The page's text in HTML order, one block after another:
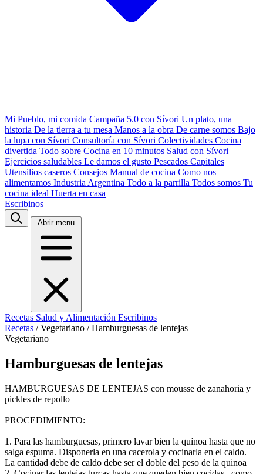
Mi Pueblo, mi comida Campaña 5.0 con Sívori Un plato, una
historia De la tierra a tu mesa Manos a la obra De carne somos Bajo
la lupa con Sívori Consultoría con Sívori Colectividades Cocina
divertida Todo sobre Cocina en 10 minutos Salud con Sívori
Ejercicios saludables Le damos el gusto Pescados Capitales
Utensilios caseros Consejos Manual de cocina Como nos
alimentamos Industria Argentina Todo a la parrilla Todos somos Tu
cocina ideal Huerta en casa
Escribinos
Abrir menu
Recetas Salud y Alimentación Escribinos
Recetas / Vegetariano / Hamburguesas de lentejas
Vegetariano
Hamburguesas de lentejas
HAMBURGUESAS DE LENTEJAS con mousse de zanahoria y
pickles de repollo
PROCEDIMIENTO:
1. Para las hamburguesas, primero lavar bien la quínoa hasta que no
salga espuma. Disponerla en una cacerola y cocinarla en el caldo.
La cantidad debe de caldo debe ser el doble del peso de la quinoa